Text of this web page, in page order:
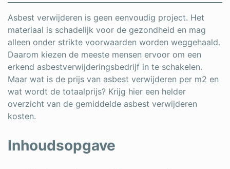
Vochtbestrijding
Warmtepomp
Zonnepanelen
Zonwering
Bent u een vakspecialist?
Asbest verwijderen is geen eenvoudig project. Het
materiaal is schadelijk voor de gezondheid en mag
alleen onder strikte voorwaarden worden weggehaald.
Daarom kiezen de meeste mensen ervoor om een
erkend asbestverwijderingsbedrijf in te schakelen.
Maar wat is de prijs van asbest verwijderen per m2 en
wat wordt de totaalprijs? Krijg hier een helder
overzicht van de gemiddelde asbest verwijderen
kosten.
Inhoudsopgave